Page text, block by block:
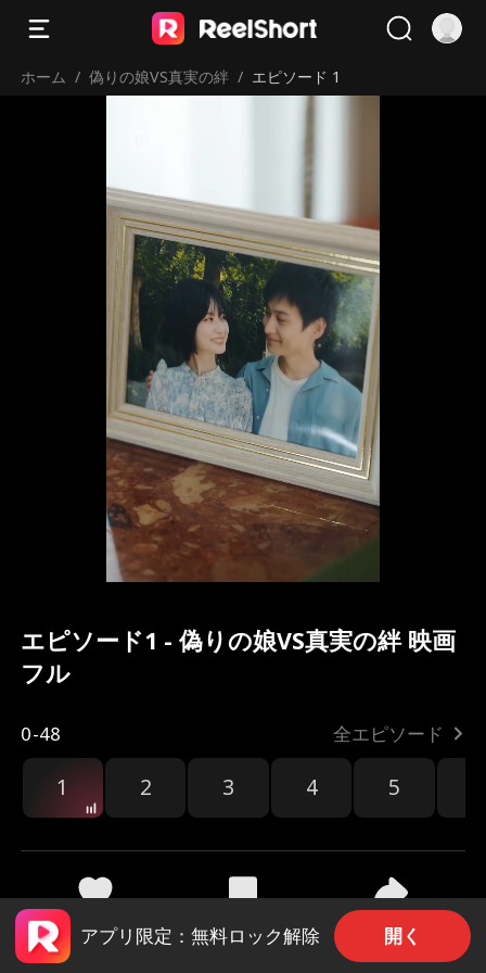
ホーム / 偽りの娘VS真実の絆 / エピソード 1
エピソード1 - 偽りの娘VS真実の絆 映画
フル
0-48 全エピソード
1 2 3 4 5
194 2k 共有
アプリ限定：無料ロック解除 開く